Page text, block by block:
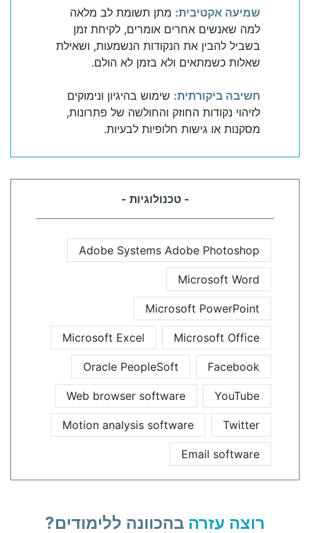
שמיעה אקטיבית: מתן תשומת לב מלאה
למה שאנשים אחרים אומרים, לקיחת זמן
בשביל להבין את הנקודות הנשמעות, ושאילת
שאלות כשמתאים ולא בזמן לא הולם.
חשיבה ביקורתית: שימוש בהיגיון ונימוקים
לזיהוי נקודות החוזק והחולשה של פתרונות,
מסקנות או גישות חלופיות לבעיות.
- טכנולוגיות -
Adobe Systems Adobe Photoshop
Microsoft Word
Microsoft PowerPoint
Microsoft Office
Microsoft Excel
Facebook
Oracle PeopleSoft
YouTube
Web browser software
Twitter
Motion analysis software
Email software
רוצה עזרה בהכוונה ללימודים?